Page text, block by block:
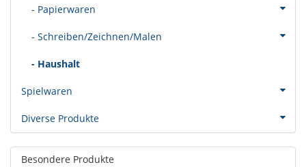
- Papierwaren
- Schreiben/Zeichnen/Malen
- Haushalt
Spielwaren
Diverse Produkte
Besondere Produkte